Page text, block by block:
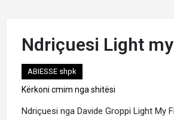
Ndriçuesi Light
ABIESSE shpk
Kërkoni cmim nga shitësi
Ndriçuesi nga Davide Groppi Light My